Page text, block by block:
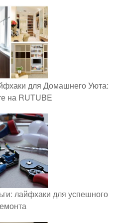
для Домашнего Уюта:
на RUTUBE
лайфхаки для успешного